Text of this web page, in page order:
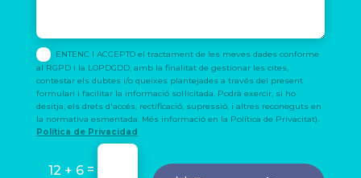
ENTENC I ACCEPTO el tractament de les meves dades conforme
al RGPD i la LOPDGDD, amb la finalitat de gestionar les cites,
contestar els dubtes i/o queixes plantejades a través del present
formulari i facilitar la informació sol·licitada. Podrà exercir, si ho
desitja, els drets d'accés, rectificació, supressió, i altres reconeguts en
la normativa esmentada. Més informació en la Política de Privacitat).
Política de Privacidad
12 + 6 =